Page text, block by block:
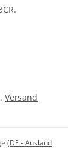
Versand
(DE - Ausland